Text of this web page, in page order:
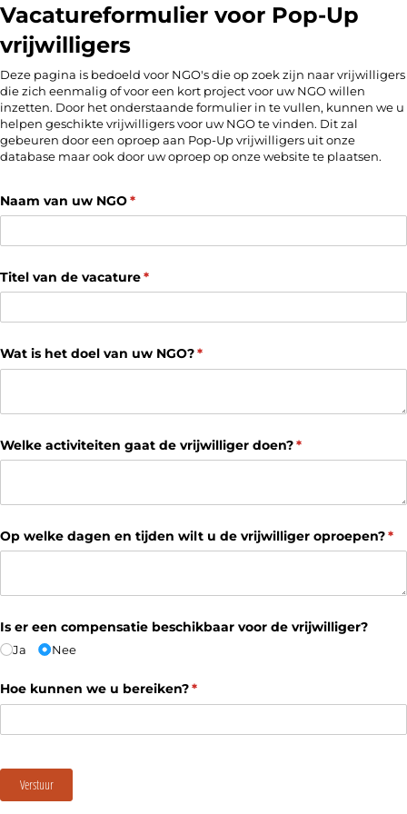
Vacatureformulier voor Pop-Up
vrijwilligers
Deze pagina is bedoeld voor NGO's die op zoek zijn naar vrijwilligers
die zich eenmalig of voor een kort project voor uw NGO willen
inzetten. Door het onderstaande formulier in te vullen, kunnen we u
helpen geschikte vrijwilligers voor uw NGO te vinden. Dit zal
gebeuren door een oproep aan Pop-Up vrijwilligers uit onze
database maar ook door uw oproep op onze website te plaatsen.
Naam van uw NGO*
(is vereist)
Titel van de vacature*
(is vereist)
Wat is het doel van uw NGO?*
(is vereist)
Welke activiteiten gaat de vrijwilliger doen?*
(is vereist)
Op welke dagen en tijden wilt u de vrijwilliger oproepen?*
(is
Is er een compensatie beschikbaar voor de vrijwilliger?
Ja Nee
Hoe kunnen we u bereiken?*
(is vereist)
Verstuur